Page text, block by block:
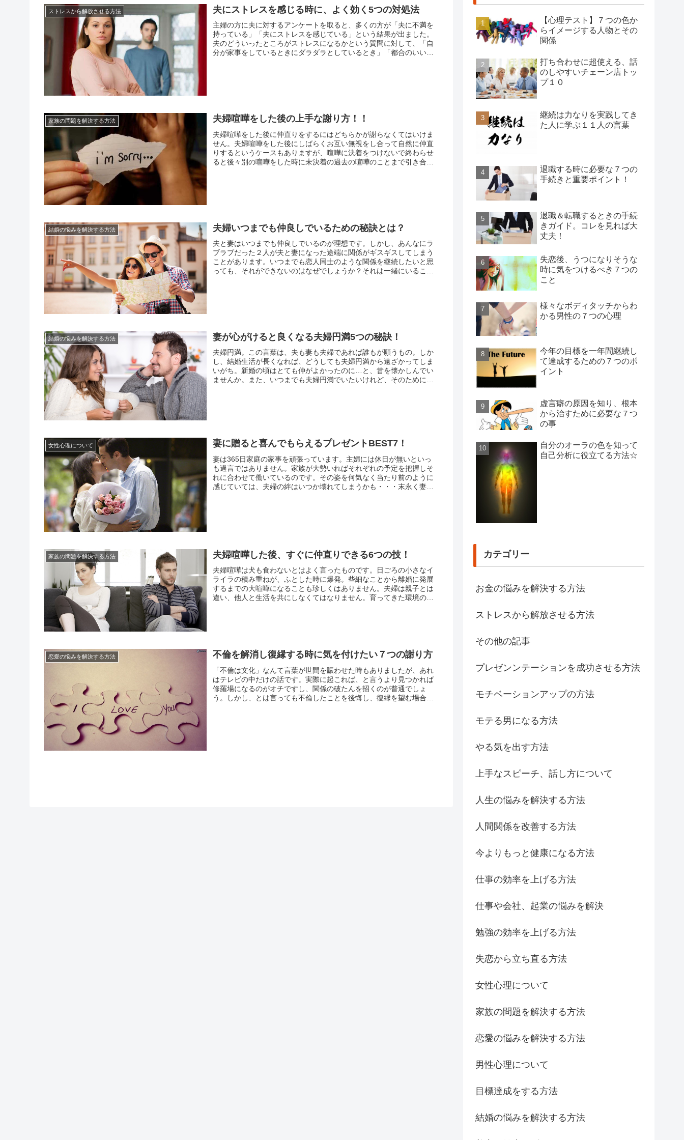
ストレスから解放させる方法 夫にストレスを感じる時に、よく効く5つの対処法
主婦の方に夫に対するアンケートを取ると、多くの方が「夫に不満を
持っている」「夫にストレスを感じている」という結果が出ました。
夫のどういったところがストレスになるかという質問に対して、「自
分が家事をしているときにダラダラとしているとき」「都合のいいと
家族の問題を解決する方法 夫婦喧嘩をした後の上手な謝り方！！
夫婦喧嘩をした後に仲直りをするにはどちらかが謝らなくてはいけま
せん。夫婦喧嘩をした後にしばらくお互い無視をし合って自然に仲直
りするというケースもありますが、喧嘩に決着をつけないで終わらせ
ると後々別の喧嘩をした時に未決着の過去の喧嘩のことまで引き合い
結婚の悩みを解決する方法 夫婦いつまでも仲良しでいるための秘訣とは？
夫と妻はいつまでも仲良しでいるのが理想です。しかし、あんなにラ
ブラブだった２人が夫と妻になった途端に関係がギスギスしてしまう
ことがあります。いつまでも恋人同士のような関係を継続したいと思
っても、それができないのはなぜでしょうか？それは一緒にいること
結婚の悩みを解決する方法 妻が心がけると良くなる夫婦円満5つの秘訣！
夫婦円満。この言葉は、夫も妻も夫婦であれば誰もが願うもの。しか
し、結婚生活が長くなれば、どうしても夫婦円満から遠ざかってしま
いがち。新婚の頃はとても仲がよかったのに…と、昔を懐かしんでい
ませんか。また、いつまでも夫婦円満でいたいけれど、そのためには
女性心理について 妻に贈ると喜んでもらえるプレゼントBEST7！
妻は365日家庭の家事を頑張っています。主婦には休日が無いといっ
も過言ではありません。家族が大勢いればそれぞれの予定を把握しそ
れに合わせて働いているのです。その姿を何気なく当たり前のように
感じていては、夫婦の絆はいつか壊れてしまうかも・・・末永く妻と
家族の問題を解決する方法 夫婦喧嘩した後、すぐに仲直りできる6つの技！
夫婦喧嘩は犬も食わないとはよく言ったものです。日ごろの小さなイ
ライラの積み重ねが、ふとした時に爆発。些細なことから離婚に発展
するまでの大喧嘩になることも珍しくはありません。夫婦は親子とは
違い、他人と生活を共にしなくてはなりません。育ってきた環境の違
恋愛の悩みを解決する方法 不倫を解消し復縁する時に気を付けたい７つの謝り方
「不倫は文化」なんて言葉が世間を賑わせた時もありましたが、あれ
はテレビの中だけの話です。実際に起これば、と言うより見つかれば
修羅場になるのがオチですし、関係の破たんを招くのが普通でしょ
う。しかし、とは言っても不倫したことを後悔し、復縁を望む場合も
【心理テスト】７つの色か
らイメージする人物とその
関係
打ち合わせに超使える、話
のしやすいチェーン店トッ
プ１０
継続は力なりを実践してき
た人に学ぶ１１人の言葉
退職する時に必要な７つの
手続きと重要ポイント！
退職＆転職するときの手続
きガイド。コレを見れば大
丈夫！
失恋後、うつになりそうな
時に気をつけるべき７つの
こと
様々なボディタッチからわ
かる男性の７つの心理
今年の目標を一年間継続し
て達成するための７つのポ
イント
虚言癖の原因を知り、根本
から治すために必要な７つ
の事
自分のオーラの色を知って
自己分析に役立てる方法☆
カテゴリー
お金の悩みを解決する方法
ストレスから解放させる方法
その他の記事
プレゼンンテーションを成功させる方法
モチベーションアップの方法
モテる男になる方法
やる気を出す方法
上手なスピーチ、話し方について
人生の悩みを解決する方法
人間関係を改善する方法
今よりもっと健康になる方法
仕事の効率を上げる方法
仕事や会社、起業の悩みを解決
勉強の効率を上げる方法
失恋から立ち直る方法
女性心理について
家族の問題を解決する方法
恋愛の悩みを解決する方法
男性心理について
目標達成をする方法
結婚の悩みを解決する方法